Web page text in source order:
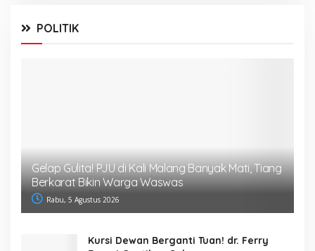
POLITIK
Gelap Gulita! PJU di Kali Malang Banyak Mati, Tiang
Berkarat Bikin Warga Waswas
Rabu, 5 Agustus 2026
Kursi Dewan Berganti Tuan! dr. Ferry